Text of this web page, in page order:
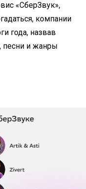
«СберЗвук»,
компании
года, назвав
песни и жанры